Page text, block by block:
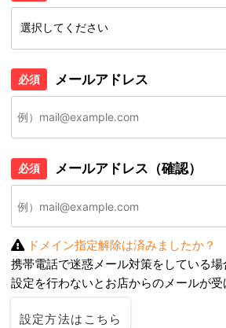
必須 メールアドレス
必須 メールアドレス（確認）
ドメイン指定解除は済みましたか？
携帯電話で迷惑メール対策をしている
設定を行わないとお店からのメールが受
設定方法はこちら